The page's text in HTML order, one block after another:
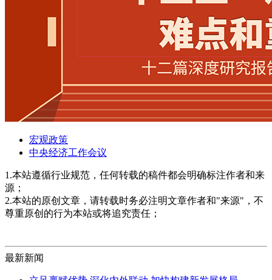
宏观政策
中央经济工作会议
1.本站遵循行业规范，任何转载的稿件都会明确标注作者和来
源；
2.本站的原创文章，请转载时务必注明文章作者和"来源"，不
尊重原创的行为本站或将追究责任；
最新新闻